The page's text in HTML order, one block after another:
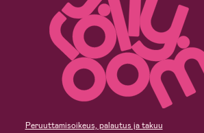
Peruuttamisoikeus, palautus ja takuu